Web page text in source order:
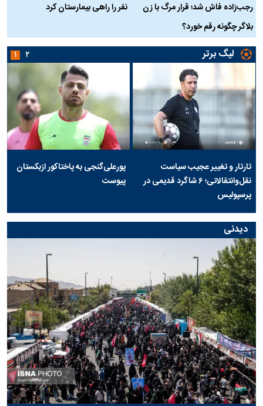
رجب‌زاده فاش شد؛ قرار مرگ با زن
بلاگر چگونه رقم خورد؟
نفر را راهی بیمارستان کرد
لیگ برتر
تارتار و تغییر عجیب سیاست
نقل‌وانتقالاتی؛ ۶ شاگرد قدیمی در
پرسپولیس
پورعلی‌گنجی به پاختاکور ازبکستان
پیوست
۱ ۲
دیدنی